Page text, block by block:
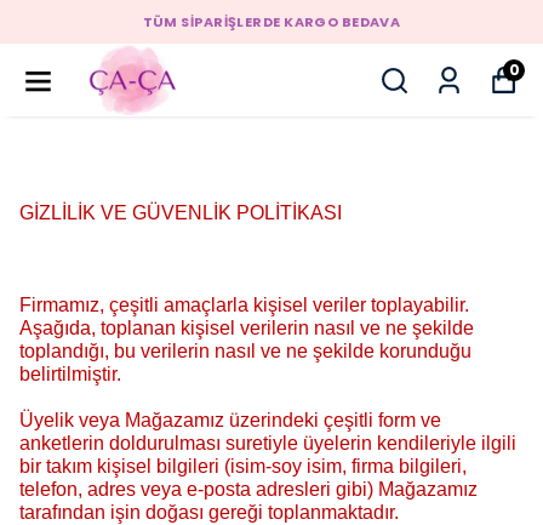
TÜM SİPARİŞLERDE KARGO BEDAVA
0
GİZLİLİK VE GÜVENLİK POLİTİKASI
Firmamız, çeşitli amaçlarla kişisel veriler toplayabilir.
Aşağıda, toplanan kişisel verilerin nasıl ve ne şekilde
toplandığı, bu verilerin nasıl ve ne şekilde korunduğu
belirtilmiştir.
Üyelik veya Mağazamız üzerindeki çeşitli form ve
anketlerin doldurulması suretiyle üyelerin kendileriyle ilgili
bir takım kişisel bilgileri (isim-soy isim, firma bilgileri,
telefon, adres veya e-posta adresleri gibi) Mağazamız
tarafından işin doğası gereği toplanmaktadır.